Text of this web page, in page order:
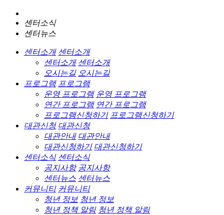
센터소식
센터뉴스
센터소개 센터소개
센터소개 센터소개
오시는길 오시는길
프로그램 프로그램
운영 프로그램 운영 프로그램
연간 프로그램 연간 프로그램
프로그램신청하기 프로그램신청하기
대관신청 대관신청
대관안내 대관안내
대관신청하기 대관신청하기
센터소식 센터소식
공지사항 공지사항
센터뉴스 센터뉴스
커뮤니티 커뮤니티
청년 정보 청년 정보
청년 정책 알림 청년 정책 알림